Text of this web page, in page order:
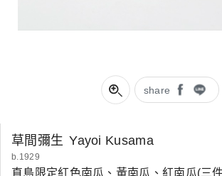
share
草間彌生 Yayoi Kusama
b.1929
直島限定紅色南瓜、黃南瓜、紅南瓜(三